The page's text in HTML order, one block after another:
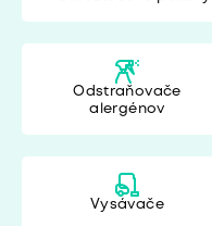
Odstraňovače
alergénov
Vysávače